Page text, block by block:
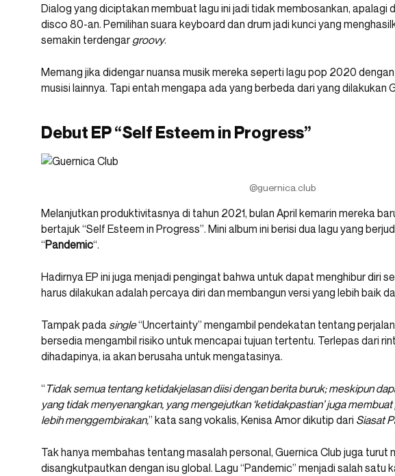
Dialog yang diciptakan membuat lagu ini jadi tidak membosankan, apalagi
disco 80-an. Pemilihan suara keyboard dan drum jadi kunci yang
semakin terdengar groovy.
Memang jika didengar nuansa musik mereka seperti lagu pop 2020
musisi lainnya. Tapi entah mengapa ada yang berbeda dari yang dilakukan
Debut EP “Self Esteem in Progress”
@guernica.club
Melanjutkan produktivitasnya di tahun 2021, bulan April kemarin mereka
bertajuk “Self Esteem in Progress”. Mini album ini berisi dua lagu yang
“Pandemic“.
Hadirnya EP ini juga menjadi pengingat bahwa untuk dapat menghibur diri
harus dilakukan adalah percaya diri dan membangun versi yang lebih baik
Tampak pada single“Uncertainty” mengambil pendekatan tentang
bersedia mengambil risiko untuk mencapai tujuan tertentu. Terlepas dari
dihadapinya, ia akan berusaha untuk mengatasinya.
“ Tidak semua tentang ketidakjelasan diisi dengan berita buruk; meskipun
yang tidak menyenangkan, yang mengejutkan ‘ketidakpastian’ juga
lebih menggembirakan,” kata sang vokalis, Kenisa Amor dikutip dari Siasat
Tak hanya membahas tentang masalah personal, Guernica Club juga turut
disangkutpautkan dengan isu global. Lagu “Pandemic” menjadi salah satu